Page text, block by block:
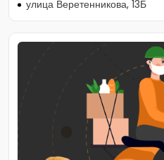
улица Веретенникова, 13Б